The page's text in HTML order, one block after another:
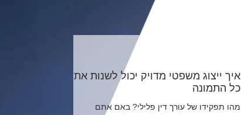
איך ייצוג משפטי מדויק יכול לשנות את
כל התמונה
מהו תפקידו של עורך דין פלילי? באם אתם